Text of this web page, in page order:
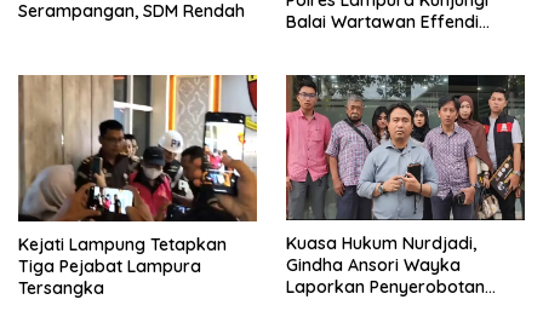
Serampangan, SDM Rendah
Balai Wartawan Effendi
Kejati Lampung Tetapkan
Tiga Pejabat Lampura
Tersangka
Kuasa Hukum Nurdjadi,
Gindha Ansori Wayka
Laporkan Penyerobotan